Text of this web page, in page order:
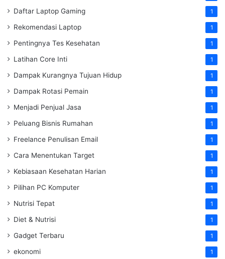
Daftar Laptop Gaming 1
Rekomendasi Laptop 1
Pentingnya Tes Kesehatan 1
Latihan Core Inti 1
Dampak Kurangnya Tujuan Hidup 1
Dampak Rotasi Pemain 1
Menjadi Penjual Jasa 1
Peluang Bisnis Rumahan 1
Freelance Penulisan Email 1
Cara Menentukan Target 1
Kebiasaan Kesehatan Harian 1
Pilihan PC Komputer 1
Nutrisi Tepat 1
Diet & Nutrisi 1
Gadget Terbaru 1
ekonomi 1